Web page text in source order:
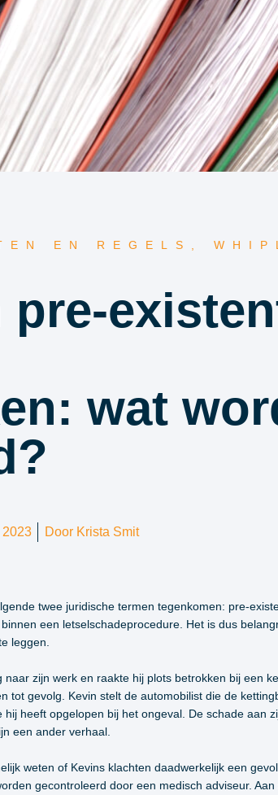
EN REGELS ,
wat
2023 DoorKrista Smit
twee juridische termen tegenkomen: pre-
een letselschadeprocedure. Het is dus
leggen.
zijn werk en raakte hij plots betrokken bij een
tot gevolg. Kevin stelt de automobilist die de
heeft opgelopen bij het ongeval. De schade aan
een ander verhaal.
weten of Kevins klachten daadwerkelijk een
gecontroleerd door een medisch adviseur.